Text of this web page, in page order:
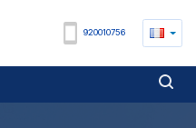
920010756